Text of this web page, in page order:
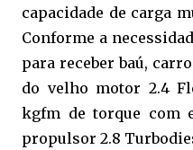
capacidade de carga
Conforme a
para receber baú,
do velho motor 2.4
kgfm de torque com
propulsor 2.8